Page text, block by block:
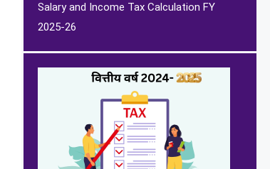
Salary and Income Tax Calculation FY
2025-26